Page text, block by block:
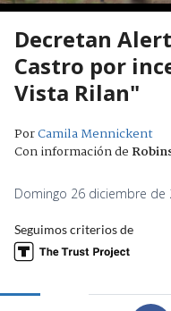
Decretan
Castro por
Vista Rilan"
PorCamila Mennickent
Con información de
Domingo 26 diciembre de
Seguimos criterios de